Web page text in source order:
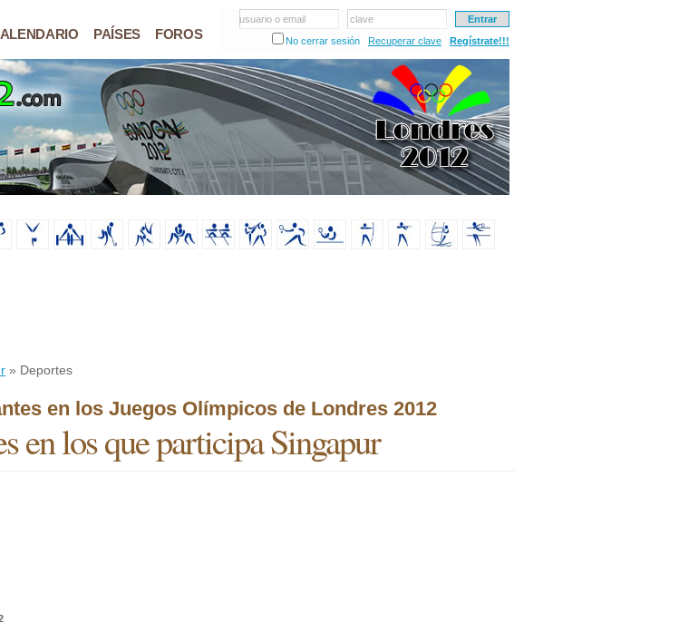
PAÍSES FOROS
usuario o email
clave
No cerrar sesión
Recuperar clave Regístrate!!!
» Deportes
en los Juegos Olímpicos de Londres 2012
en los que participa Singapur